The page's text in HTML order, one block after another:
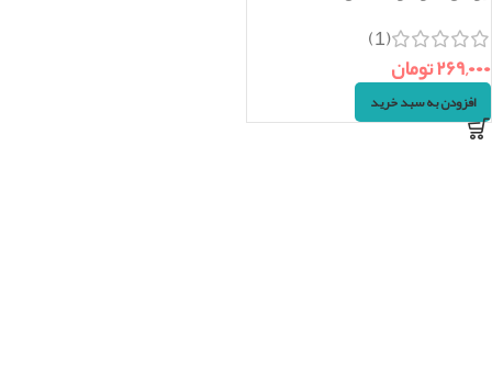
(1)
۲۶۹,۰۰۰تومان
افزودن به سبد خرید